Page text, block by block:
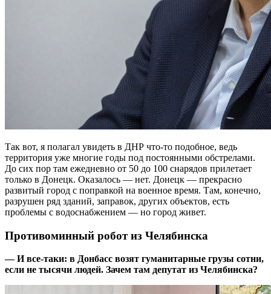
Так вот, я полагал увидеть в ДНР что-то подобное, ведь
территория уже многие годы под постоянными обстрелами.
До сих пор там ежедневно от 50 до 100 снарядов прилетает
только в Донецк. Оказалось — нет. Донецк — прекрасно
развитый город с поправкой на военное время. Там, конечно,
разрушен ряд зданий, заправок, других объектов, есть
проблемы с водоснабжением — но город живет.
Противоминный робот из Челябинска
— И все-таки: в Донбасс возят гуманитарные грузы сотни,
если не тысячи людей. Зачем там депутат из Челябинска?